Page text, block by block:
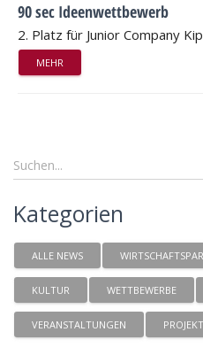
90 sec Ideenwettbewerb
2. Platz für Junior Company
MEHR
Kategorien
ALLE NEWS
KULTUR WETTBEWERBE
VERANSTALTUNGEN